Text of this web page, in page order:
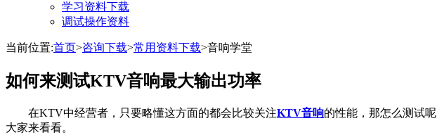
学习资料下载
调试操作资料
当前位置:首页>咨询下载>常用资料下载>音响学堂
如何来测试KTV音响最大输出功率
在KTV中经营者，只要略懂这方面的都会比较关注KTV音响的性能，那怎么测试
大家来看看。